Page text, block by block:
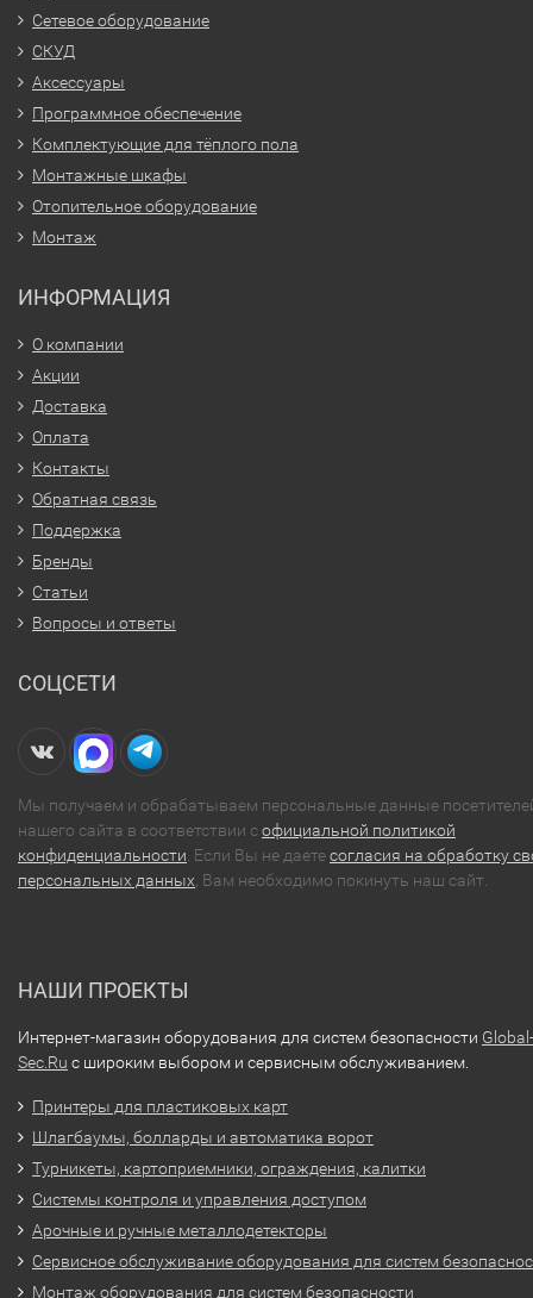
Сетевое оборудование
СКУД
Аксессуары
Программное обеспечение
Комплектующие для тёплого пола
Монтажные шкафы
Отопительное оборудование
Монтаж
ИНФОРМАЦИЯ
О компании
Акции
Доставка
Оплата
Контакты
Обратная связь
Поддержка
Бренды
Статьи
Вопросы и ответы
СОЦСЕТИ
Мы получаем и обрабатываем персональные данные
нашего сайта в соответствии софициальной политикой
конфиденциальности . Если Вы не даетесогласия на обработку
персональных данных , Вам необходимо покинуть наш сайт.
НАШИ ПРОЕКТЫ
Интернет-магазин оборудования для систем безопасности Global-
Sec.Ru с широким выбором и сервисным обслуживанием.
Принтеры для пластиковых карт
Шлагбаумы, болларды и автоматика ворот
Турникеты, картоприемники, ограждения, калитки
Системы контроля и управления доступом
Арочные и ручные металлодетекторы
Сервисное обслуживание оборудования для систем
Монтаж оборудования для систем безопасности